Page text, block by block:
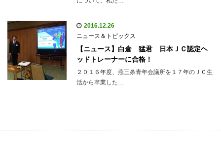
2016.12.26
ニュース＆トピックス
【ニュース】白倉 猛君 日本ＪＣ認定ヘ
ッドトレーナーに合格！
２０１６年度、燕三条青年会議所を１７年のＪＣ生
活から卒業した…